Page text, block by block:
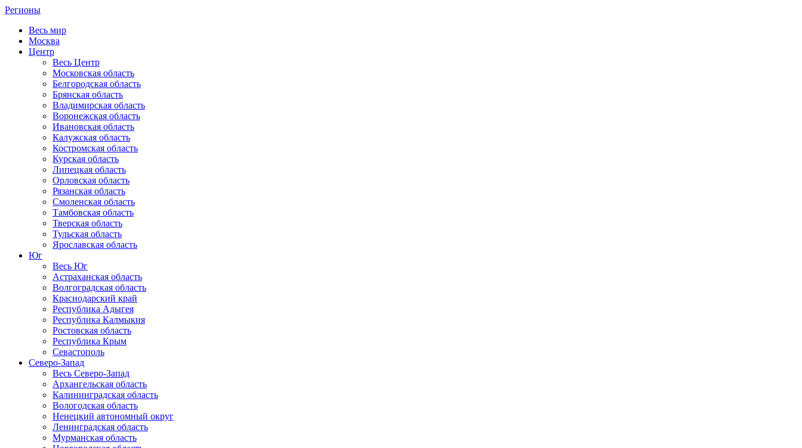
Регионы
Весь мир
Москва
Центр
Весь Центр
Московская область
Белгородская область
Брянская область
Владимирская область
Воронежская область
Ивановская область
Калужская область
Костромская область
Курская область
Липецкая область
Орловская область
Рязанская область
Смоленская область
Тамбовская область
Тверская область
Тульская область
Ярославская область
Юг
Весь Юг
Астраханская область
Волгоградская область
Краснодарский край
Республика Адыгея
Республика Калмыкия
Ростовская область
Республика Крым
Севастополь
Северо-Запад
Весь Северо-Запад
Архангельская область
Калининградская область
Вологодская область
Ненецкий автономный округ
Ленинградская область
Мурманская область